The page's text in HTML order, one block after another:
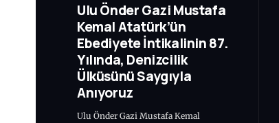
Ulu Önder Gazi Mustafa
Kemal Atatürk’ün
Ebediyete İntikalinin 87.
Yılında, Denizcilik
Ülküsünü Saygıyla
Anıyoruz
Ulu Önder Gazi Mustafa Kemal